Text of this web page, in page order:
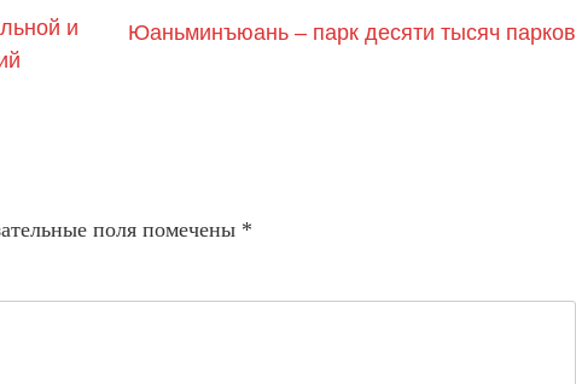
и
Юаньминъюань – парк десяти тысяч парков
поля помечены *